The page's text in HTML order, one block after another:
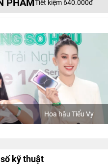
PHẨMTiết kiệm 640.000đ
Hoa hậu Tiểu Vy
kỹ thuật